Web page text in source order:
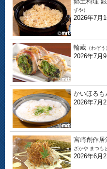
ずや）
2026年7月
輪蔵 （わぞう
2026年7月
かいほるも
2026年7月2
宮崎創作居
ざかや まつも
2026年6月